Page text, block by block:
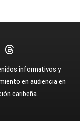
informativos y
en audiencia en
caribeña.